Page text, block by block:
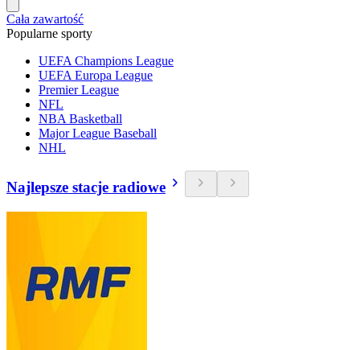
Cała zawartość
Popularne sporty
UEFA Champions League
UEFA Europa League
Premier League
NFL
NBA Basketball
Major League Baseball
NHL
Najlepsze stacje radiowe